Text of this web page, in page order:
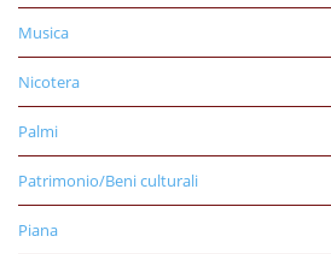
Musica
Nicotera
Palmi
Patrimonio/Beni culturali
Piana